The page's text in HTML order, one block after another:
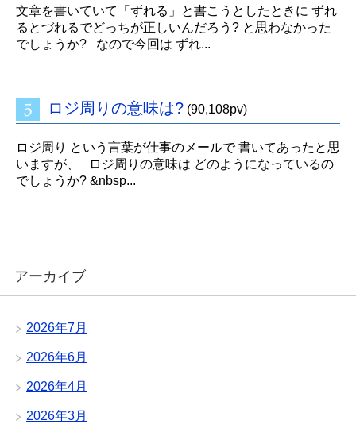
文章を書いていて「ずれる」と書こうとしたときに ずれ
るとづれるでどっちが正しいんだろう? と思わなかった
でしょうか? なので今回は ずれ...
ロジ周りの意味は? (90,108pv)
ロジ周り という言葉が仕事のメールで 書いてあったと思
いますが、 ロジ周りの意味は どのようになっているの
でしょうか? &nbsp...
アーカイブ
2026年7月
2026年6月
2026年4月
2026年3月